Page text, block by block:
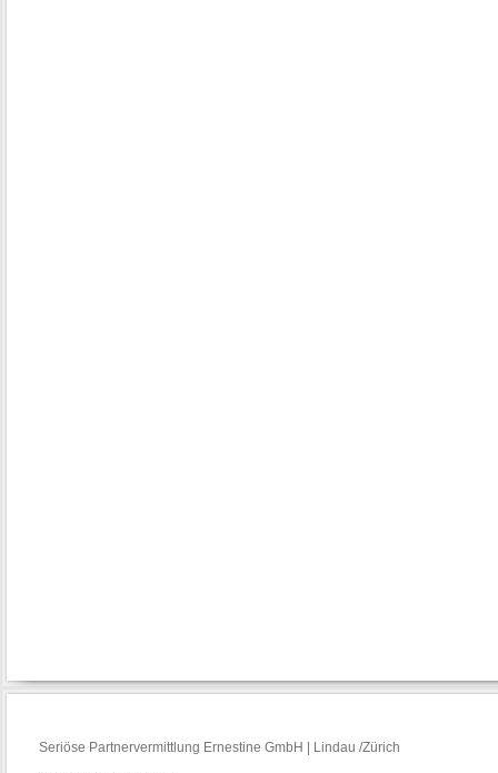
Seriöse Partnervermittlung Ernestine GmbH | Lindau /Zürich